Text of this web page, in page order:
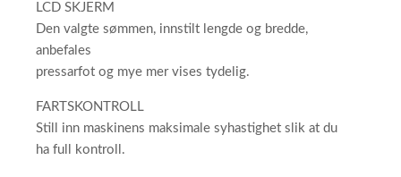
LCD SKJERM
Den valgte sømmen, innstilt lengde og bredde,
anbefales
pressarfot og mye mer vises tydelig.
FARTSKONTROLL
Still inn maskinens maksimale syhastighet slik at du
ha full kontroll.